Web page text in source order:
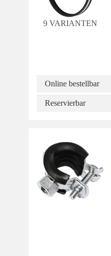
9 VARIANTEN
Online bestellbar
Reservierbar